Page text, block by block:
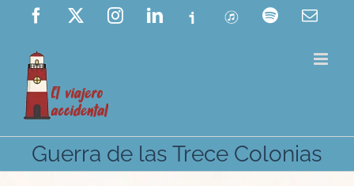
Saltar
contenido
Facebook InstagramLinkedIn
Ivoox ITunes Spotify
Guerra de las Trece Colonias